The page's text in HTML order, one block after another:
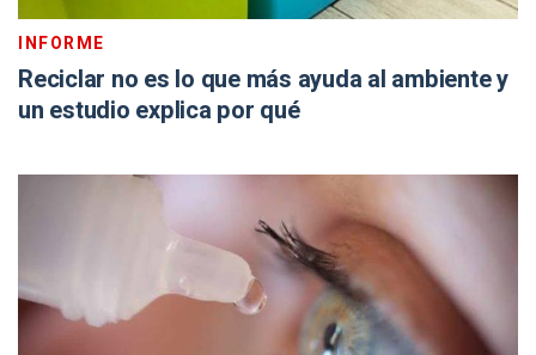
INFORME
Reciclar no es lo que más ayuda al ambiente y
un estudio explica por qué